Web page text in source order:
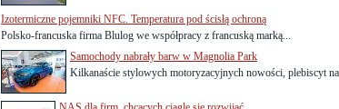
Izotermiczne pojemniki NFC. Temperatura pod ścisłą ochroną
Polsko-francuska firma Blulog we współpracy z francuską marką...
Samochody nabrały barw w Magnolia Park
Kilkanaście stylowych motoryzacyjnych nowości, plebiscyt